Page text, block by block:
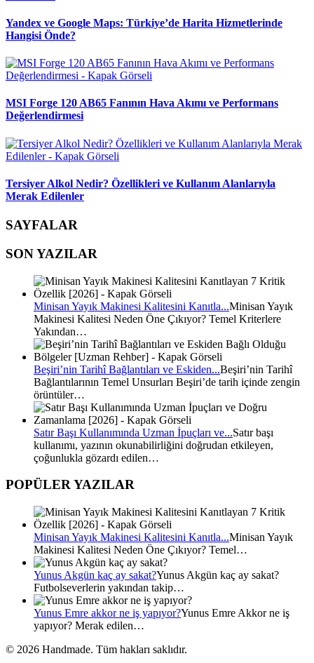
Yandex ve Google Maps: Türkiye’de Harita Hizmetlerinde
Hangisi Önde?
MSI Forge 120 AB65 Fanının Hava Akımı ve Performans
Değerlendirmesi
Tersiyer Alkol Nedir? Özellikleri ve Kullanım Alanlarıyla
Merak Edilenler
SAYFALAR
SON YAZILAR
Minisan Yayık Makinesi Kalitesini Kanıtla...Minisan Yayık
Makinesi Kalitesi Neden Öne Çıkıyor? Temel Kriterlere
Yakından…
Beşiri’nin Tarihî Bağlantıları ve Eskiden...Beşiri’nin Tarihî
Bağlantılarının Temel Unsurları Beşiri’de tarih içinde zengin
örüntüler…
Satır Başı Kullanımında Uzman İpuçları ve...Satır başı
kullanımı, yazının okunabilirliğini doğrudan etkileyen,
çoğunlukla gözardı edilen…
POPÜLER YAZILAR
Minisan Yayık Makinesi Kalitesini Kanıtla...Minisan Yayık
Makinesi Kalitesi Neden Öne Çıkıyor? Temel…
Yunus Akgün kaç ay sakat?Yunus Akgün kaç ay sakat?
Futbolseverlerin yakından takip…
Yunus Emre akkor ne iş yapıyor?Yunus Emre Akkor ne iş
yapıyor? Merak edilen…
© 2026 Handmade. Tüm hakları saklıdır.